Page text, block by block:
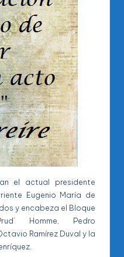
el actual presidente
Eugenio María de
y encabeza el Bloque
Homme, Pedro
Ramírez Duval y la